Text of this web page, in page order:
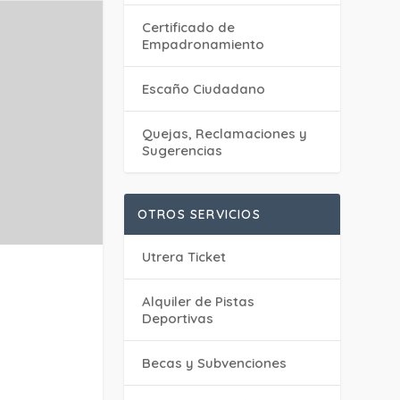
Certificado de
Empadronamiento
Escaño Ciudadano
Quejas, Reclamaciones y
Sugerencias
OTROS SERVICIOS
Utrera Ticket
Alquiler de Pistas
Deportivas
Becas y Subvenciones